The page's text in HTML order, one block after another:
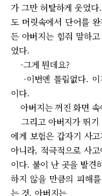
가 그만 허탈하게 웃었
도 머릿속에서 단어를
든 아버지는 힘줘 말하
었다.
-그게 뭔데요?
-이번엔 틀림없다. 이
이다.
아버지는 꺼진 화면 속
그리고 아버지가 뛰기
에게 보험은 갑자기 사
아니라, 적극적으로 사
이다. 불이 난 곳을 발견
하지 않을 만큼의 피해
는 것. 아버지는